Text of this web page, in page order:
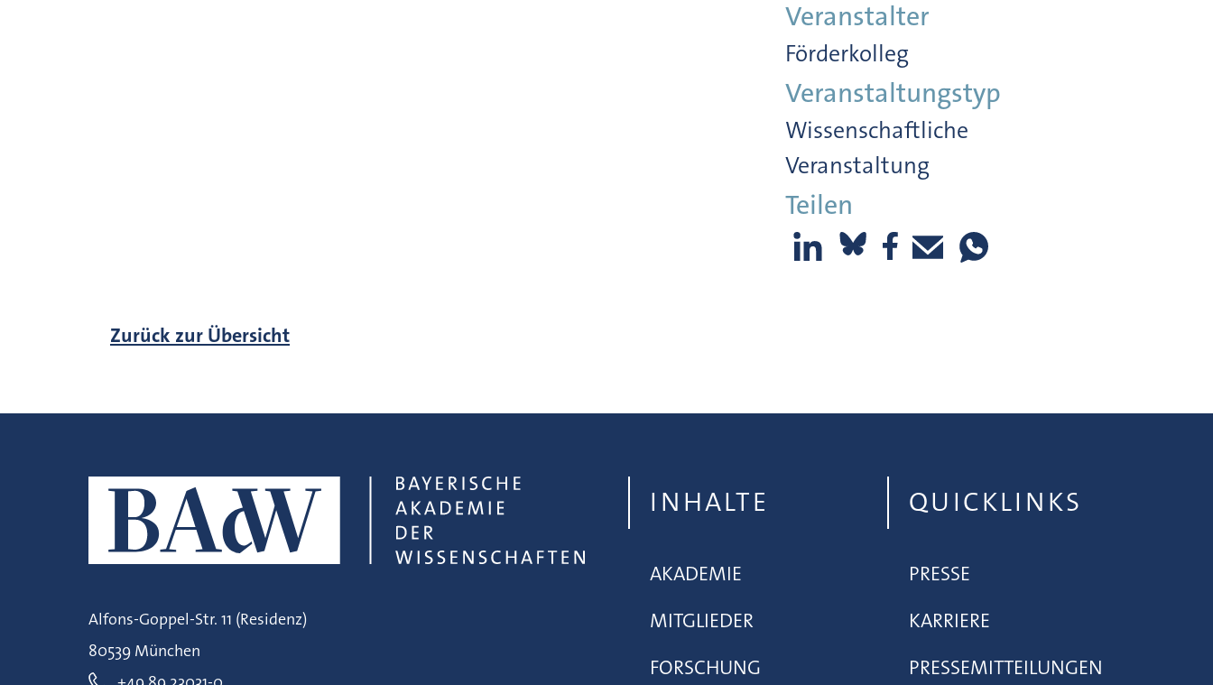
Veranstalter
Förderkolleg
Veranstaltungstyp
Wissenschaftliche
Veranstaltung
Teilen
Zurück zur Übersicht
Alfons-Goppel-Str. 11 (Residenz)
80539 München
INHALTE
AKADEMIE
MITGLIEDER
FORSCHUNG
QUICKLINKS
PRESSE
KARRIERE
PRESSEMITTEILUNGEN